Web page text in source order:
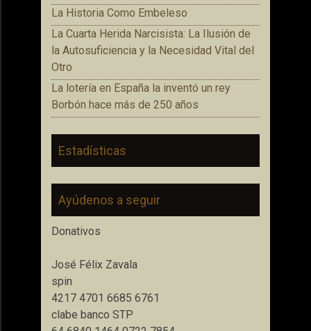
La Historia Como Embeleso
La Cuarta Herida Narcisista: La Ilusión de
la Autosuficiencia y la Necesidad Vital del
Otro
La lotería en España la inventó un rey
Borbón hace más de 250 años
Estadísticas
Ayúdenos a seguir
Donativos
José Félix Zavala
spin
4217 4701 6685 6761
clabe banco STP